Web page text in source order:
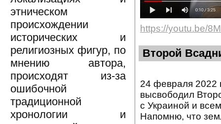
этническом
происхождении
исторических и
религиозных фигур, по
мнению автора,
происходят из-за
ошибочной
традиционной
хронологии и
https://youtu.be/
Второй
24 февраля 2022
высвободил
с Украиной и
Напомню, что